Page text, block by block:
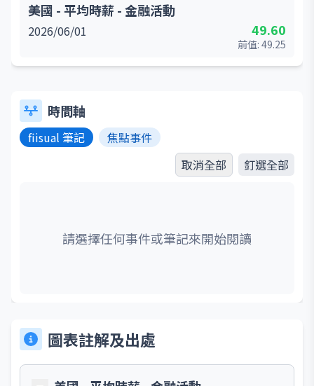
美國 - 平均時薪 - 金融活動
2026/06/01 49.60
前值: 49.25
時間軸
fiisual 筆記
焦點事件
取消全部
釘選全部
請選擇任何事件或筆記來開始閱讀
圖表註解及出處